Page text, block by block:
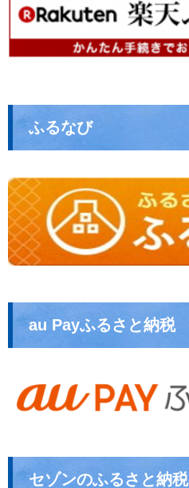
ふるなび
au Payふるさと納税
セゾンのふるさと納税